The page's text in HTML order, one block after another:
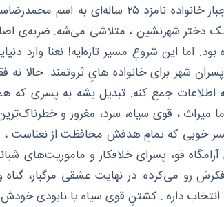
نعنا، دختر ۱۷ ساله‌ی ساده و روستایی، به
دختر شهرنشین ، متلاشی می‌شه. ضربه‌ی
اما این شروعِ مسیر تازه‌ایه! نعنا وارد
شهر برای خانواده‌ هایِ ثروتمند. حالا نه
جمع کنه. تبدیل بشه به پسری که
میراث ، قوی سیاه، سرد، مغرور و
پسر خوبی که تمامِ هدفش محافظت از
قو، پسرای خلافکار و ماموریت‌های
رو می‌کرده. در نهایت عشقی مرگبار،
داره : کشتنِ قوی سیاه یا نابودی